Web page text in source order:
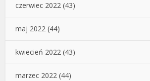
czerwiec 2022 (43)
maj 2022 (44)
kwiecień 2022 (43)
marzec 2022 (44)